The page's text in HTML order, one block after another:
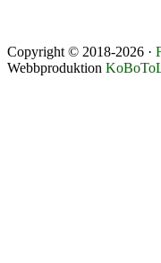
Copyright © 2018-2026 ·
Webbproduktion